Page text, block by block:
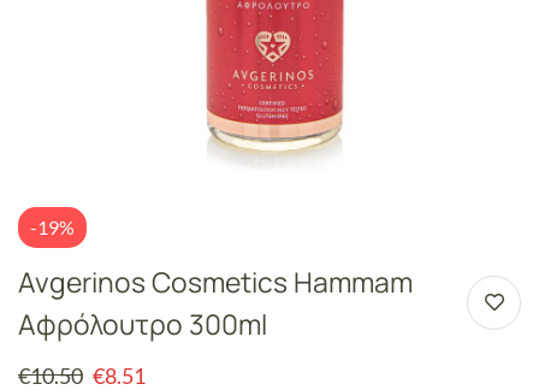
-19%
Avgerinos Cosmetics Hammam
Αφρόλουτρο 300ml
€10.50 €8.51